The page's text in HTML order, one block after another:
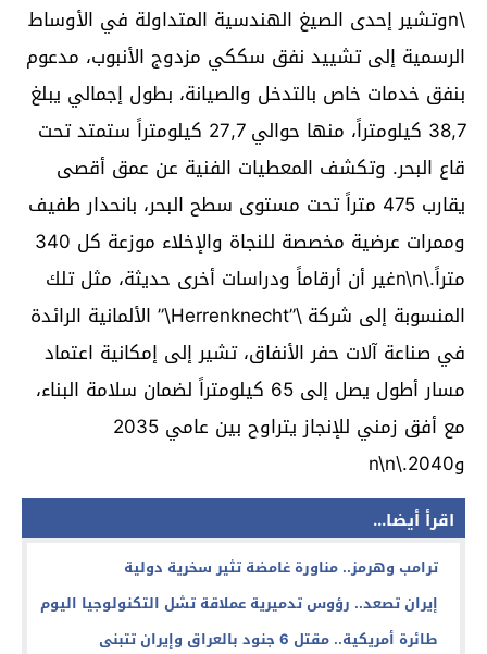
\nوتشير إحدى الصيغ الهندسية المتداولة في الأوساط
الرسمية إلى تشييد نفق سككي مزدوج الأنبوب، مدعوم
بنفق خدمات خاص بالتدخل والصيانة، بطول إجمالي يبلغ
38,7 كيلومتراً، منها حوالي 27,7 كيلومتراً ستمتد تحت
قاع البحر. وتكشف المعطيات الفنية عن عمق أقصى
يقارب 475 متراً تحت مستوى سطح البحر، بانحدار طفيف
وممرات عرضية مخصصة للنجاة والإخلاء موزعة كل 340
متراً.\n\nغير أن أرقاماً ودراسات أخرى حديثة، مثل تلك
المنسوبة إلى شركة \”Herrenknecht\” الألمانية الرائدة
في صناعة آلات حفر الأنفاق، تشير إلى إمكانية اعتماد
مسار أطول يصل إلى 65 كيلومتراً لضمان سلامة البناء،
مع أفق زمني للإنجاز يتراوح بين عامي 2035
و2040.\n\n
اقرأ أيضا...
ترامب وهرمز.. مناورة غامضة تثير سخرية دولية
إيران تصعد.. رؤوس تدميرية عملاقة تشل التكنولوجيا اليوم
طائرة أمريكية.. مقتل 6 جنود بالعراق وإيران تتبنى